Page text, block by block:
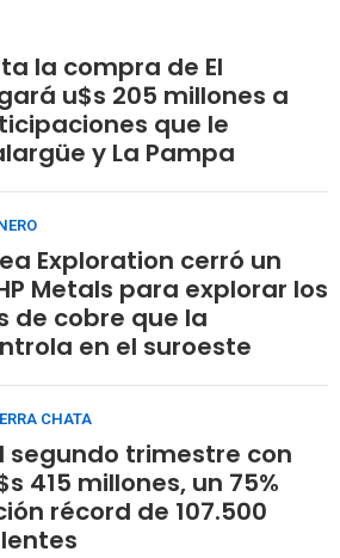
la compra de El
u$s 205 millones a
que le
y La Pampa
Exploration cerró un
Metals para explorar los
de cobre que la
en el suroeste
CHATA
segundo trimestre con
415 millones, un 75%
récord de 107.500